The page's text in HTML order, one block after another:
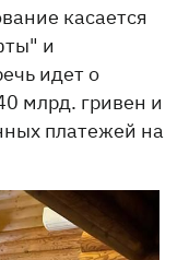
касается
и
идет о
млрд. гривен и
платежей на